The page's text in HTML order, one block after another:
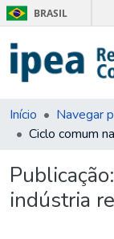
BRASIL
Início
Publicação:
indústria